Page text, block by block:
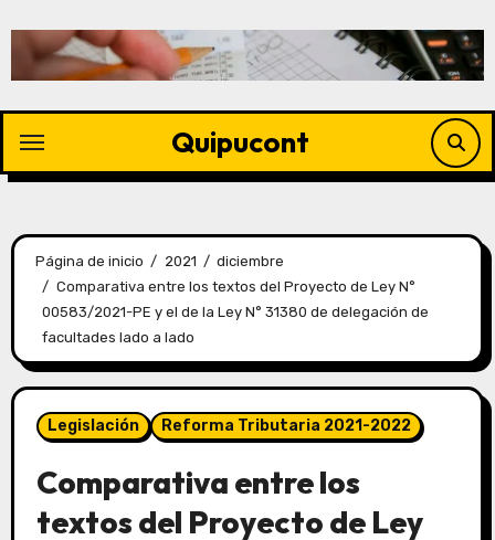
Quipucont
Página de inicio 2021
diciembre
Comparativa entre los textos del Proyecto de Ley N°
00583/2021-PE y el de la Ley N° 31380 de delegación de
facultades lado a lado
Legislación Reforma Tributaria 2021-2022
Comparativa entre los
textos del Proyecto de Ley